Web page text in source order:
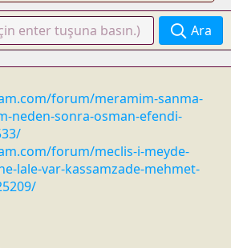
ş
l
a
n
ı
ç
a
Ara
forum/meramim-sanma-
neden-sonra-osman-efendi-
forum/meclis-i-meyde-
lale-var-kassamzade-mehmet-